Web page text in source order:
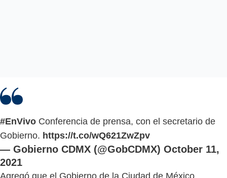
#EnVivo Conferencia de prensa, con el secretario de
Gobierno. https://t.co/wQ621ZwZpv
— Gobierno CDMX (@GobCDMX) October 11,
2021
Agregó que el Gobierno de la Ciudad de México